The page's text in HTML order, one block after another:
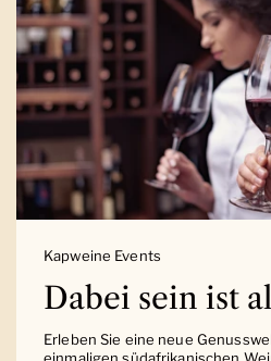
Kapweine Events
Dabei sein ist
Erleben Sie eine neue
einmaligen südafrikanischen